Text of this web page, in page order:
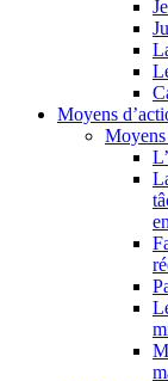
Moyens
Moyens